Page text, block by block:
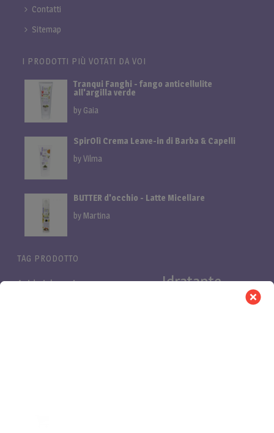
Contatti
Sitemap
I PRODOTTI PIÙ VOTATI DA VOI
Tranqui Fanghi - fango anticellulite
all'argilla verde
by Gaia
SpirOlì Crema Leave-in di Barba & Capelli
by Vilma
BUTTER d'occhio - Latte Micellare
by Martina
TAG PRODOTTO
Acido ialuronico BifasicaIdratante